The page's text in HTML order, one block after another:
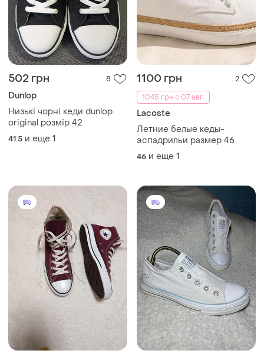
502 грн 8
Dunlop
Низькі чорні кеди dunlop
original розмір 42
41.5 и еще 1
1100 грн
2
1045 грн с 07 авг.
Lacoste
Летние белые кеды-
эспадрильи размер 46
46 и еще 1